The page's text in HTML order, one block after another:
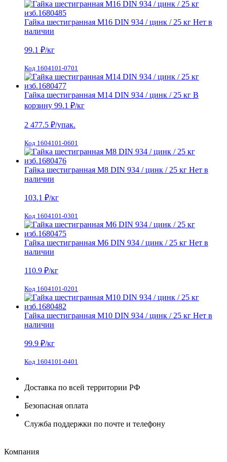
Гайка шестигранная М16 DIN 934 / цинк / 25 кг Нет в
наличии
99.1 ₽/кг
Код 1604101-0701
Гайка шестигранная М14 DIN 934 / цинк / 25 кг В
корзину 99.1 ₽/кг
2 477.5 ₽/упак.
Код 1604101-0601
Гайка шестигранная М8 DIN 934 / цинк / 25 кг Нет в
наличии
103.1 ₽/кг
Код 1604101-0301
Гайка шестигранная М6 DIN 934 / цинк / 25 кг Нет в
наличии
110.9 ₽/кг
Код 1604101-0201
Гайка шестигранная М10 DIN 934 / цинк / 25 кг Нет в
наличии
99.9 ₽/кг
Код 1604101-0401
Доставка по всей территории РФ
Безопасная оплата
Служба поддержки по почте и телефону
Компания